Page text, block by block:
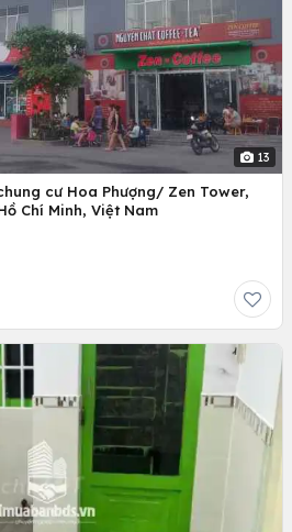
13
cư Hoa Phượng/ Zen Tower,
Chí Minh, Việt Nam